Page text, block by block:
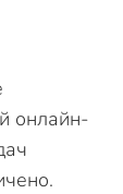
онлайн-